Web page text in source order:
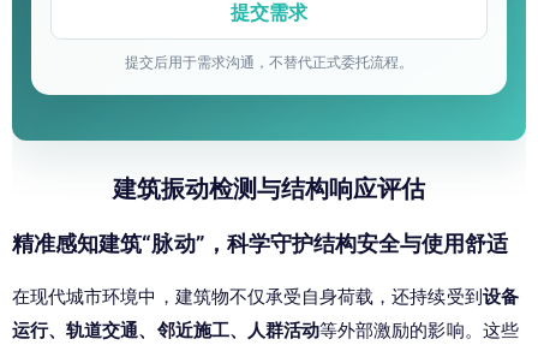
提交后用于需求沟通，不替代正式委托流程。
建筑振动检测与结构响应评估
精准感知建筑“脉动”，科学守护结构安全与使用舒适
在现代城市环境中，建筑物不仅承受自身荷载，还持续受到 设备
运行、轨道交通、邻近施工、人群活动等外部激励的影响。这些